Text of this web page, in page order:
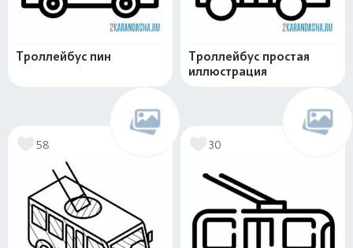
Троллейбус пин
Троллейбус простая
иллюстрация
58 30